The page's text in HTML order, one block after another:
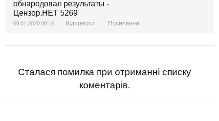
09.01.2020 08:16 Відповісти Посилання
Сталася помилка при отриманні списку
коментарів.